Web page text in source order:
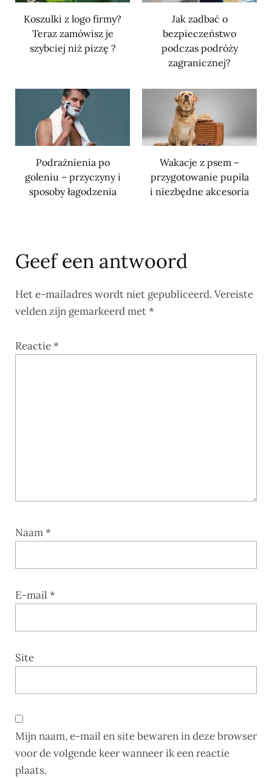
Koszulki z logo firmy?
Teraz zamówisz je
szybciej niż pizzę ?
Jak zadbać o
bezpieczeństwo
podczas podróży
zagranicznej?
Podrażnienia po
goleniu – przyczyny i
sposoby łagodzenia
Wakacje z psem –
przygotowanie pupila
i niezbędne akcesoria
Geef een antwoord
Het e-mailadres wordt niet gepubliceerd. Vereiste
velden zijn gemarkeerd met*
Reactie*
Naam*
E-mail *
Site
Mijn naam, e-mail en site bewaren in deze browser
voor de volgende keer wanneer ik een reactie
plaats.